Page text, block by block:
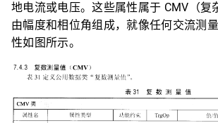
地电流或电压。这些属性属于 CMV（复
由幅度和相位角组成，就像任何交流测
性如图所示。